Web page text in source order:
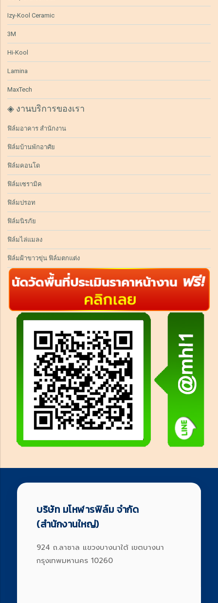
Izy-Kool Ceramic
3M
Hi-Kool
Lamina
MaxTech
◈ งานบริการของเรา
ฟิล์มอาคาร สำนักงาน
ฟิล์มบ้านพักอาศัย
ฟิล์มคอนโด
ฟิล์มเซรามิค
ฟิล์มปรอท
ฟิล์มนิรภัย
ฟิล์มไล่แมลง
ฟิล์มฝ้าขาวขุ่น ฟิล์มตกแต่ง
บริษัท มโหฬารฟิล์ม จำกัด
(สำนักงานใหญ่)
924 ถ.ลาซาล แขวงบางนาใต้ เขตบางนา
กรุงเทพมหานคร 10260